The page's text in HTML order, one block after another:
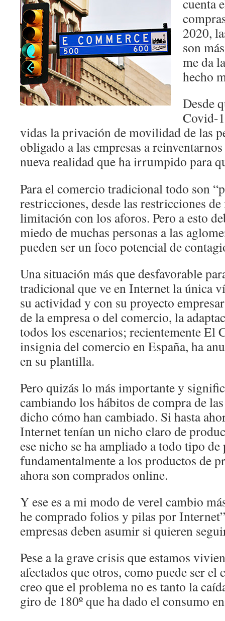
cuenta
2020,
son
me da
hecho
Desde
Covid-
vidas la privación de movilidad de las
obligado a las empresas a
nueva realidad que ha irrumpido para
Para el comercio tradicional todo son
restricciones, desde las restricciones
limitación con los aforos. Pero a esto
miedo de muchas personas a las
pueden ser un foco potencial de
Una situación más que desfavorable
tradicional que ve en Internet la única
su actividad y con su proyecto
de la empresa o del comercio, la
todos los escenarios; recientemente El
insignia del comercio en España, ha
en su plantilla.
Pero quizás lo más importante y
cambiando los hábitos de compra de
dicho cómo han cambiado. Si hasta
Internet tenían un nicho claro de
ese nicho se ha ampliado a todo tipo
fundamentalmente a los productos de
ahora son comprados online.
Y ese es a mi modo de verel cambio
he comprado folios y pilas por
empresas deben asumir si quieren
Pese a la grave crisis que estamos
afectados que otros, como puede ser el
creo que el problema no es tanto la
giro de 180º que ha dado el consumo